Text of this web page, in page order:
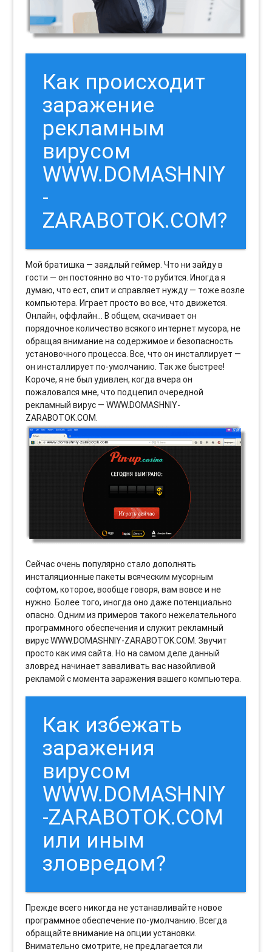
Как происходит
заражение
рекламным
вирусом
WWW.DOMASHNIY
-
ZARABOTOK.COM?
Мой братишка — заядлый геймер. Что ни зайду в
гости — он постоянно во что-то рубится. Иногда я
думаю, что ест, спит и справляет нужду — тоже возле
компьютера. Играет просто во все, что движется.
Онлайн, оффлайн… В общем, скачивает он
порядочное количество всякого интернет мусора, не
обращая внимание на содержимое и безопасность
установочного процесса. Все, что он инсталлирует —
он инсталлирует по-умолчанию. Так же быстрее!
Короче, я не был удивлен, когда вчера он
пожаловался мне, что подцепил очередной
рекламный вирус — WWW.DOMASHNIY-
ZARABOTOK.COM.
Сейчас очень популярно стало дополнять
инсталяционные пакеты всяческим мусорным
софтом, которое, вообще говоря, вам вовсе и не
нужно. Более того, иногда оно даже потенциально
опасно. Одним из примеров такого нежелательного
программного обеспечения и служит рекламный
вирус WWW.DOMASHNIY-ZARABOTOK.COM. Звучит
просто как имя сайта. Но на самом деле данный
зловред начинает заваливать вас назойливой
рекламой с момента заражения вашего компьютера.
Как избежать
заражения
вирусом
WWW.DOMASHNIY
-ZARABOTOK.COM
или иным
зловредом?
Прежде всего никогда не устанавливайте новое
программное обеспечение по-умолчанию. Всегда
обращайте внимание на опции установки.
Внимательно смотрите, не предлагается ли